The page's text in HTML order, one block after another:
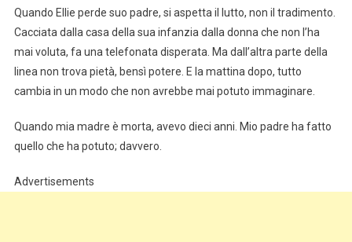
Quando Ellie perde suo padre, si aspetta il lutto, non il tradimento.
Cacciata dalla casa della sua infanzia dalla donna che non l’ha
mai voluta, fa una telefonata disperata. Ma dall’altra parte della
linea non trova pietà, bensì potere. E la mattina dopo, tutto
cambia in un modo che non avrebbe mai potuto immaginare.
Quando mia madre è morta, avevo dieci anni. Mio padre ha fatto
quello che ha potuto; davvero.
Advertisements